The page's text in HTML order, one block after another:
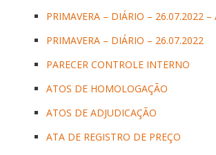
PRIMAVERA – DIÁRIO – 26.07.2022
PRIMAVERA – DIÁRIO – 26.07.2022
PARECER CONTROLE INTERNO
ATOS DE HOMOLOGAÇÃO
ATOS DE ADJUDICAÇÃO
ATA DE REGISTRO DE PREÇO